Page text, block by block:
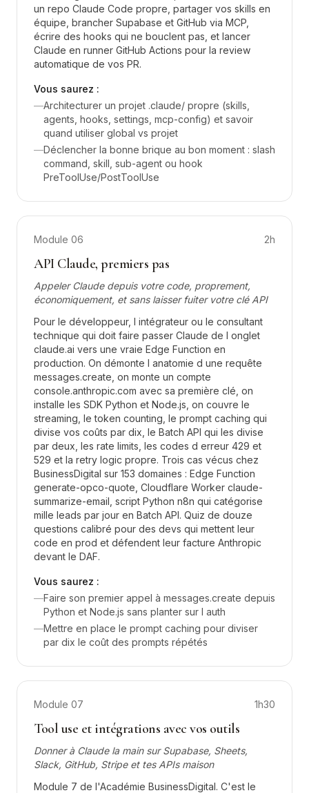
un repo Claude Code propre, partager vos skills en
équipe, brancher Supabase et GitHub via MCP,
écrire des hooks qui ne bouclent pas, et lancer
Claude en runner GitHub Actions pour la review
automatique de vos PR.
Vous saurez :
—Architecturer un projet .claude/ propre (skills,
agents, hooks, settings, mcp-config) et savoir
quand utiliser global vs projet
—Déclencher la bonne brique au bon moment : slash
command, skill, sub-agent ou hook
PreToolUse/PostToolUse
Module 06 2h
API Claude, premiers pas
Appeler Claude depuis votre code, proprement,
économiquement, et sans laisser fuiter votre clé API
Pour le développeur, l intégrateur ou le consultant
technique qui doit faire passer Claude de l onglet
claude.ai vers une vraie Edge Function en
production. On démonte l anatomie d une requête
messages.create, on monte un compte
console.anthropic.com avec sa première clé, on
installe les SDK Python et Node.js, on couvre le
streaming, le token counting, le prompt caching qui
divise vos coûts par dix, le Batch API qui les divise
par deux, les rate limits, les codes d erreur 429 et
529 et la retry logic propre. Trois cas vécus chez
BusinessDigital sur 153 domaines : Edge Function
generate-opco-quote, Cloudflare Worker claude-
summarize-email, script Python n8n qui catégorise
mille leads par jour en Batch API. Quiz de douze
questions calibré pour des devs qui mettent leur
code en prod et défendent leur facture Anthropic
devant le DAF.
Vous saurez :
—Faire son premier appel à messages.create depuis
Python et Node.js sans planter sur l auth
—Mettre en place le prompt caching pour diviser
par dix le coût des prompts répétés
Module 07 1h30
Tool use et intégrations avec vos outils
Donner à Claude la main sur Supabase, Sheets,
Slack, GitHub, Stripe et tes APIs maison
Module 7 de l'Académie BusinessDigital. C'est le